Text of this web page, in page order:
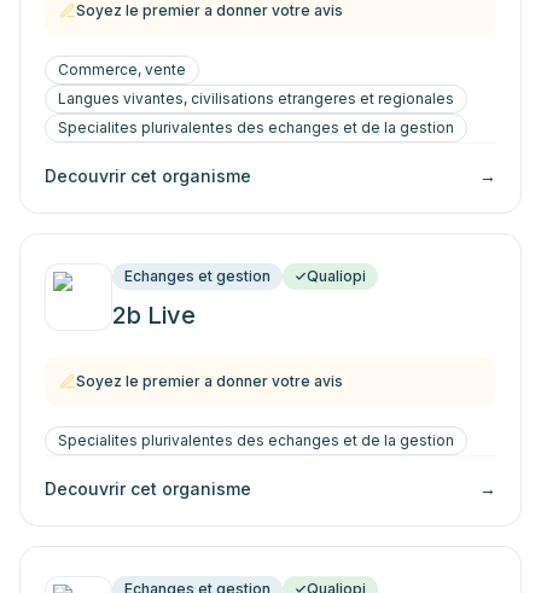
Soyez le premier a donner votre avis
Commerce, vente
Langues vivantes, civilisations etrangeres et regionales
Specialites plurivalentes des echanges et de la gestion
Decouvrir cet organisme →
Echanges et gestion Qualiopi
2b Live
Soyez le premier a donner votre avis
Specialites plurivalentes des echanges et de la gestion
Decouvrir cet organisme →
Echanges et gestion Qualiopi